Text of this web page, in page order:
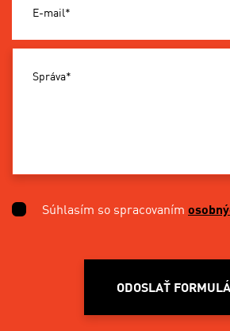
E-mail*
Správa*
Súhlasím so spracovaním
ODOSLAŤ